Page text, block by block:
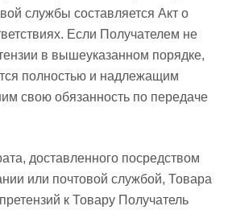
службы составляется Акт о
Если Получателем не
в вышеуказанном порядке,
полностью и надлежащим
свою обязанность по передаче
доставленного посредством
или почтовой службой, Товара
к Товару Получатель